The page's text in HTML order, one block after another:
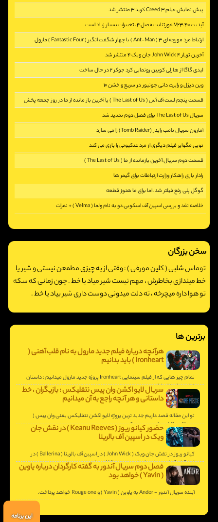
پیش نمایش فیلم Creed 3 کرید 3 منتشر شد
[2415]آپدیت V23.40 فورتنایت فصل 4، تغییرات بسیار زیاد است
[2974]ارتباط مرد مورچه ای 3 ( Ant-Man ) با چهار شگفت انگیر ( Fantastic Four ) مارول
[5352]آخرین تریلر John Wick 4 جان ویک 4 منتشر شد
[2392]لیدی گاگا از هارلی کویین رونمایی کرد جوکر 2 در حال ساخت
[2799]وین دیزل و رابرت دانی جونیور در سریع و خشن 10
[2354]
قسمت پنجم لست آف آس ( The Last of Us ) یا آخرین باز مانده از ما در روز جمعه پخش
می شود
[2575]
سریال The Last of Us برای فصل دوم تمدید شد
[2230]آمازون سریال تامب رایدر (Tomb Raider) را می سازد
توبی مگوایر فیلم دیگری از مرد عنکبوتی را بازی می کند
[2723]قسمت دوم سریال آخرین بازمانده از ما ( The Last of Us )
رادار بازی راهکار وزارت ارتباطات برای گیمر ها
گوگل پلی رفع فیلتر شد، اما برای ما هنوز قطعه
خلاصه نقد و بررسی اسپین آف اسکوبی دو به نام ولما ( Velma ) + نمرات
سخن بزرگان
توماس شلبی ( کلین مورفی ) :وقتی از یه چیزی مطمعن نیستی و شیر یا
خط میندازی بخاطرش ، مهم نیست شیر میاد یا خط . چون زمانی که سکه
تو هوا داره میچرخه ، ته دلت میدونی دوست داری شیر بیاد یا خط .
برترین ها
هرآنچه درباره فیلم جدید مارول به نام قلب آهنی (
Ironheart ) باید بدانیم
تمام چیز هایی که از فیلم سینمایی Ironheart پروژه جدید مارول میدانیم : داستان
فیلم و تاریخ انتشار.سریال لایو اکشن وان پیس نتفلیکس : بازیگران ، خط
داستانی و هر آنچه راجع به آن میدانیم
تو این مقاله قصد داریم جدید ترین پروژه لایو اکشن نتفلیکس یعنی وان پیس (
One Piece ) رو با هم بررسی کنیم .
حضور کیانو ریوز ( Keanu Reeves ) در نقش جان
ویک در اسپین آف بالرینا
کیانو ریوز در نقش جان ویک ( John Wick ) در اسپین آف بالرینا ( Ballerina ) در
کنار آنا د آرماس و یان مک شین ( Winston ) خواهد بود .
فصل دوم سریال آندور به گفته کارگردان درباره یاوین
( Yavin ) خواهد بود
آینده سریال آندور - Andor به یاوین ( Yavin ) و Rouge one خواهد پرداخت.
این برنامه